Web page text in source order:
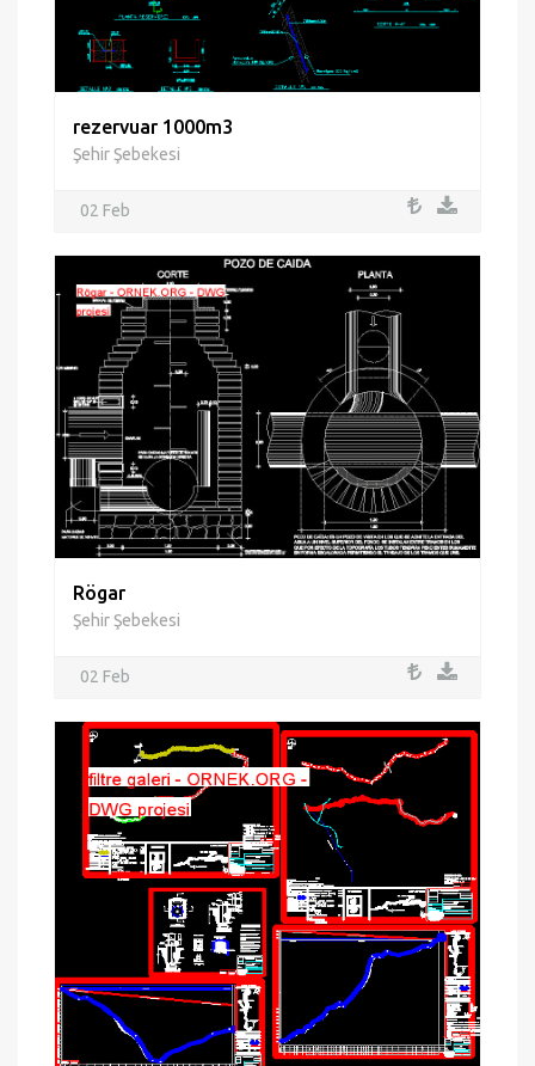
rezervuar 1000m3
Şehir Şebekesi
02 Feb
Rögar
Şehir Şebekesi
02 Feb